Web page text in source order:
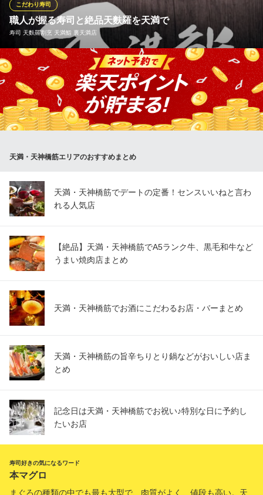
海鮮居酒屋 北海道知床漁場 天満店
天神橋筋商店街で飲み会
ＪＲ大阪環状線天満駅 徒歩6分
大阪府大阪市北区天神橋5-7-10 さかしん天神橋ビルB1
職人が握る寿司と絶品天麩羅を天満で
寿司 天麩羅割烹 天満鮨 裏天満店
こだわり寿司
天満駅徒歩2分の好立地に佇む、寿司と天麩羅を気軽に楽しめる寿
司割烹です。木の温もりを感じるスタイリッシュな店内には、ラ
イブ感溢れるカウンター席や使い勝手の良いテーブル席を完備。
お仕事帰りのサク飲みから、贅沢な女子会、各種ご宴会まで、日
常のあらゆるシーンを上質なお料理とおもてなしで彩ります。
天満の本格寿司・天婦羅
大阪府大阪市北区天神橋5-1-14
天満・天神橋筋エリアのおすすめまとめ
天満・天神橋筋でデートの定番！センスいいねと言わ
れる人気店
【絶品】天満・天神橋筋でA5ランク牛、黒毛和牛など
うまい焼肉店まとめ
天満・天神橋筋でお酒にこだわるお店・バーまとめ
天満・天神橋筋の旨辛ちりとり鍋などがおいしい店ま
とめ
記念日は天満・天神橋筋でお祝い♪特別な日に予約し
たいお店
寿司好きの気になるワード
本マグロ
まぐろの種類の中でも最も大型で、肉質がよく、値段も高い。天